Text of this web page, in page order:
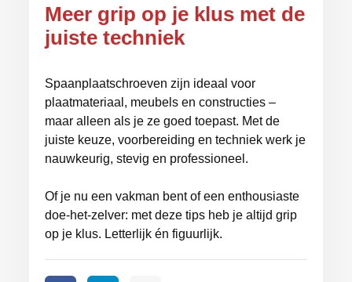
Meer grip op je klus met de
juiste techniek
Spaanplaatschroeven zijn ideaal voor
plaatmateriaal, meubels en constructies –
maar alleen als je ze goed toepast. Met de
juiste keuze, voorbereiding en techniek werk je
nauwkeurig, stevig en professioneel.
Of je nu een vakman bent of een enthousiaste
doe-het-zelver: met deze tips heb je altijd grip
op je klus. Letterlijk én figuurlijk.